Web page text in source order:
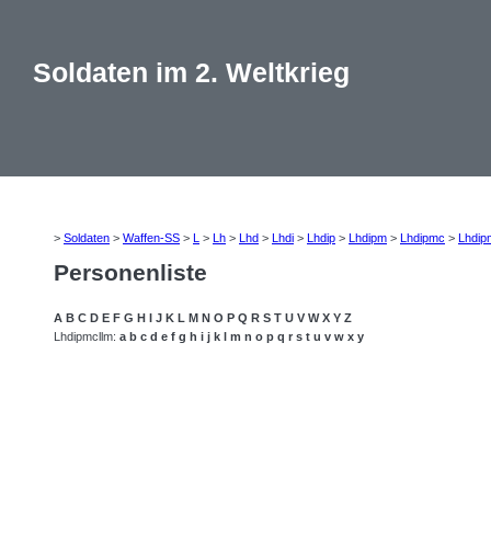
Soldaten im 2. Weltkrieg
> Soldaten > Waffen-SS > L > Lh > Lhd > Lhdi > Lhdip > Lhdipm > Lhdipmc >
Personenliste
A B C D E F G H I J K L M N O P Q R S T U V W X Y Z
Lhdipmcllm: a b c d e f g h i j k l m n o p q r s t u v w x y